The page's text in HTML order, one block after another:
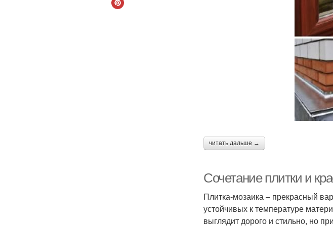
читать дальше →
Сочетание плитки и
Плитка-мозаика – прекрасный
устойчивых к температуре
выглядит дорого и стильно, но